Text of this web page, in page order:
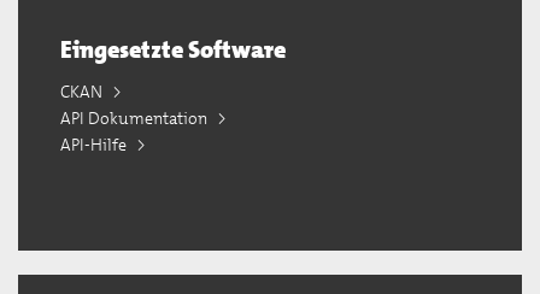
Eingesetzte Software
CKAN
API Dokumentation
API-Hilfe